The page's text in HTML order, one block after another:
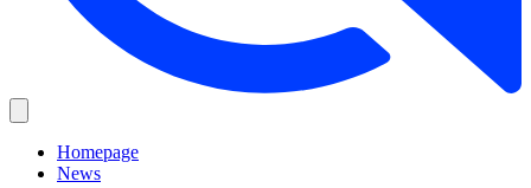
Homepage
News